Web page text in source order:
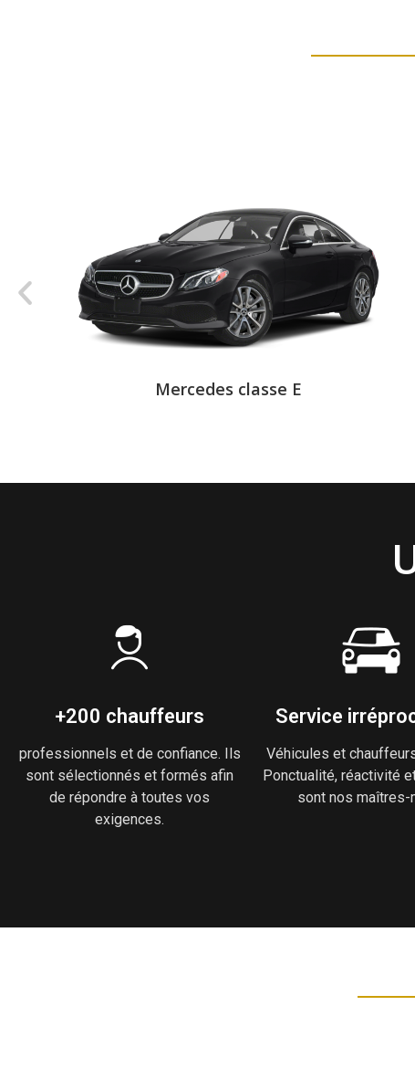
Mercedes classe E
+200 chauffeurs
professionnels et de confiance. Ils
sont sélectionnés et formés afin
de répondre à toutes vos
exigences.
Service
Véhicules et
Ponctualité, réactivité
sont nos maîtres-